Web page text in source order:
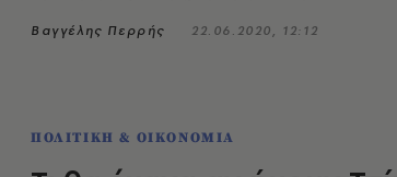
Βαγγέλης Περρής 22.06.2020, 12:12
ΠΟΛΙΤΙΚΗ & ΟΙΚΟΝΟΜΙΑ